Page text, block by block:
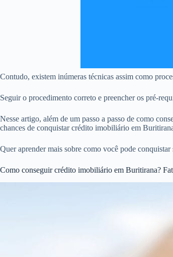
Contudo, existem inúmeras técnicas assim como
Seguir o procedimento correto e preencher os pré-
Nesse artigo, além de um passo a passo de como
chances de conquistar crédito imobiliário em
Quer aprender mais sobre como você pode
Como conseguir crédito imobiliário em Buritirana?